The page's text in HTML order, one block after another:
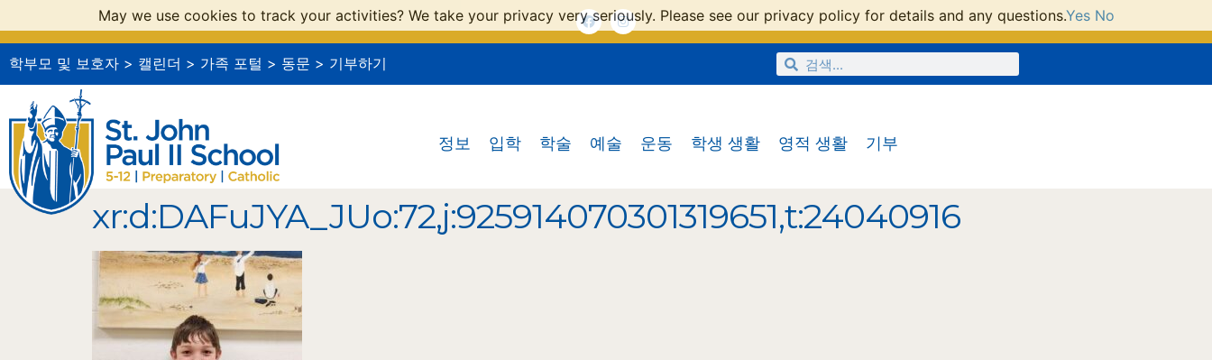
학부모 및 보호자 > 캘린더 > 가족 포털 > 동문 > 기부하기
정보 입학 학술 예술 운동 학생 생활 영적 생활 기부
xr:d:DAFuJYA_JUo:72,j:925914070301319651,t:24040916
May we use cookies to track your activities? We take your privacy very seriously. Please see our privacy policy for details and any questions.Yes No